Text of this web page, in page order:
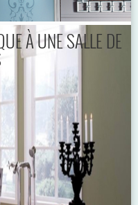
À UNE SALLE DE